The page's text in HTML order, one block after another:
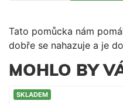
Tato pomůcka nám
dobře se nahazuje a je
MOHLO BY
SKLADEM